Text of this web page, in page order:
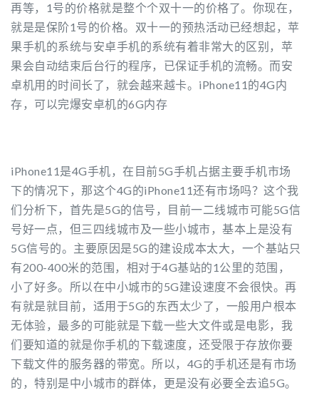
再等，1号的价格就是整个个双十一的价格了。你现在，
就是是保阶1号的价格。双十一的预热活动已经想起，苹
果手机的系统与安卓手机的系统有着非常大的区别，苹
果会自动结束后台行的程序，已保证手机的流畅。而安
卓机用的时间长了，就会越来越卡。iPhone11的4G内
存，可以完爆安卓机的6G内存
iPhone11是4G手机，在目前5G手机占据主要手机市场
下的情况下，那这个4G的iPhone11还有市场吗？这个我
们分析下，首先是5G的信号，目前一二线城市可能5G信
号好一点，但三四线城市及一些小城市，基本上是没有
5G信号的。主要原因是5G的建设成本太大，一个基站只
有200-400米的范围，相对于4G基站的1公里的范围，
小了好多。所以在中小城市的5G建设速度不会很快。再
有就是就目前，适用于5G的东西太少了，一般用户根本
无体验，最多的可能就是下载一些大文件或是电影，我
们要知道的就是你手机的下载速度，还受限于存放你要
下载文件的服务器的带宽。所以，4G的手机还是有市场
的，特别是中小城市的群体，更是没有必要全去追5G。